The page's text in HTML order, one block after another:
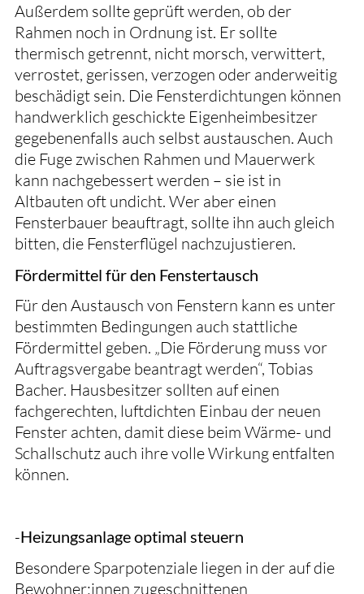
Außerdem sollte geprüft werden, ob der
Rahmen noch in Ordnung ist. Er sollte
thermisch getrennt, nicht morsch, verwittert,
verrostet, gerissen, verzogen oder anderweitig
beschädigt sein. Die Fensterdichtungen können
handwerklich geschickte Eigenheimbesitzer
gegebenenfalls auch selbst austauschen. Auch
die Fuge zwischen Rahmen und Mauerwerk
kann nachgebessert werden – sie ist in
Altbauten oft undicht. Wer aber einen
Fensterbauer beauftragt, sollte ihn auch gleich
bitten, die Fensterflügel nachzujustieren.
Fördermittel für den Fenstertausch
Für den Austausch von Fenstern kann es unter
bestimmten Bedingungen auch stattliche
Fördermittel geben. „Die Förderung muss vor
Auftragsvergabe beantragt werden“, Tobias
Bacher. Hausbesitzer sollten auf einen
fachgerechten, luftdichten Einbau der neuen
Fenster achten, damit diese beim Wärme- und
Schallschutz auch ihre volle Wirkung entfalten
können.
-Heizungsanlage optimal steuern
Besondere Sparpotenziale liegen in der auf die
Bewohner:innen zugeschnittenen